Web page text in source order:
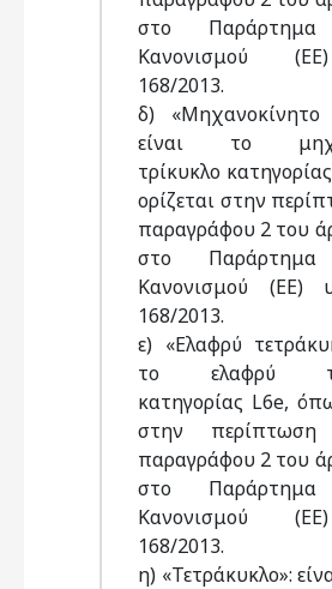
στο
Κανονισμού
168/2013.
δ) «Μηχανοκίνητο
είναι το
τρίκυκλο
ορίζεται στην
παραγράφου 2 του
στο
Κανονισμού (ΕΕ)
168/2013.
ε) «Ελαφρύ
το ελαφρύ
κατηγορίας L6e,
στην
παραγράφου 2 του
στο
Κανονισμού
168/2013.
η) «Τετράκυκλο»: